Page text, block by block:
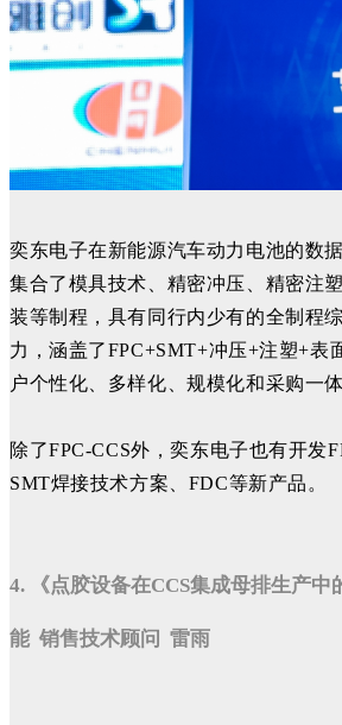
奕东电子在新能源汽车动力电池的数
集合了模具技术、精密冲压、精密注
装等制程，具有同行内少有的全制程
力，涵盖了FPC+SMT+冲压+注塑+表
户个性化、多样化、规模化和采购一体
除了FPC-CCS外，奕东电子也有开发
SMT焊接技术方案、FDC等新产品。
4. 《点胶设备在CCS集成母排生产
能 销售技术顾问 雷雨